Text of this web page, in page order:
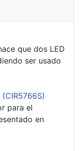
que dos LED
ser usado
para el
en